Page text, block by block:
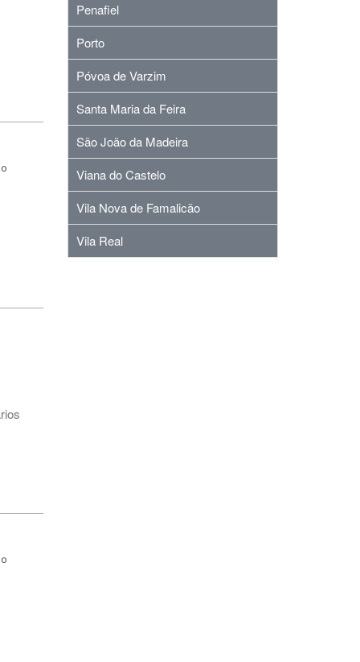
Penafiel
Porto
Póvoa de Varzim
Santa Maria da Feira
São João da Madeira
Viana do Castelo
Vila Nova de Famalicão
Vila Real